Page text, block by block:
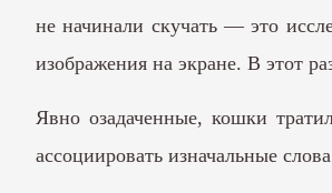
не начинали скучать — это
изображения на экране. В этот
Явно озадаченные, кошки
ассоциировать изначальные